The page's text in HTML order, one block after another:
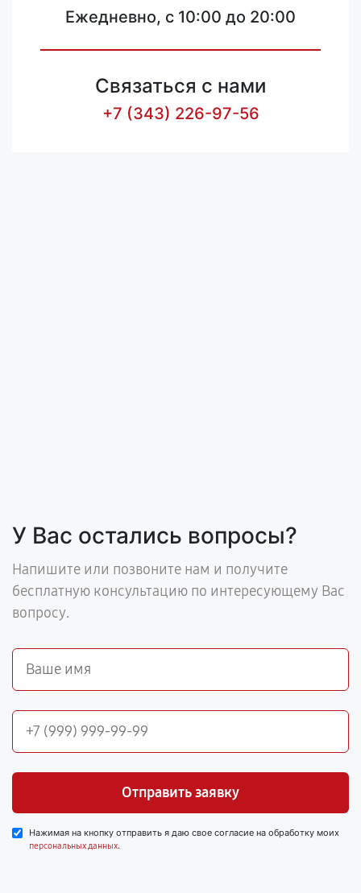
Ежедневно, с 10:00 до 20:00
Связаться с нами
+7 (343) 226-97-56
У Вас остались вопросы?
Напишите или позвоните нам и получите
бесплатную консультацию по интересующему Вас
вопросу.
Отправить заявку
Нажимая на кнопку отправить я даю свое согласие на обработку моих
персональных данных.